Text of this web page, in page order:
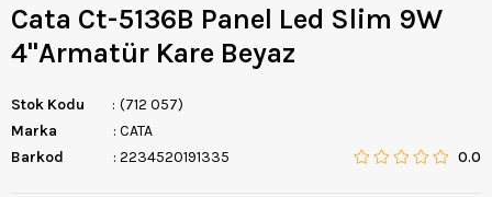
Cata Ct-5136B Panel Led Slim 9W
4''Armatür Kare Beyaz
Stok Kodu
(712 057)
Marka
: CATA
Barkod
: 2234520191335 0.0